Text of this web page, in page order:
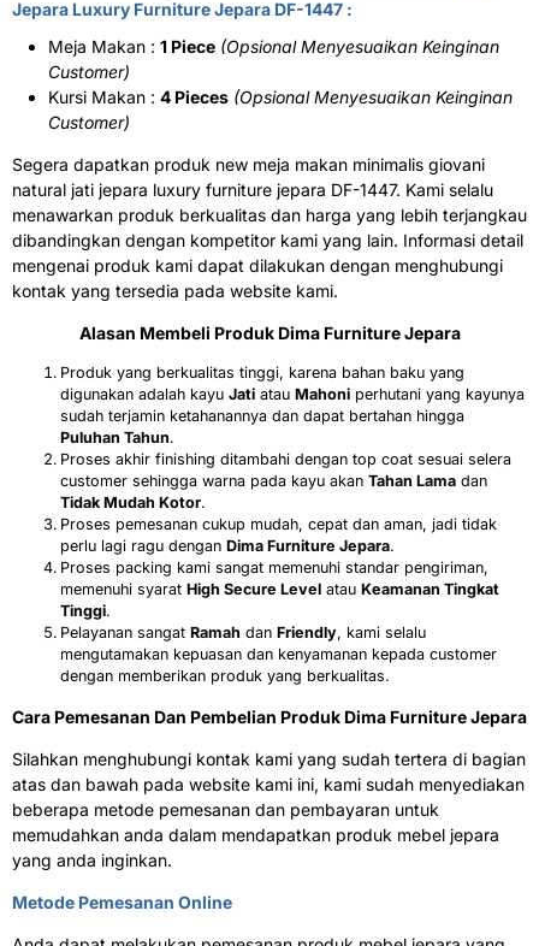
Jepara Luxury Furniture Jepara DF-1447 :
Meja Makan : 1 Piece (Opsional Menyesuaikan Keinginan
Customer)
Kursi Makan : 4 Pieces (Opsional Menyesuaikan Keinginan
Customer)
Segera dapatkan produk new meja makan minimalis giovani
natural jati jepara luxury furniture jepara DF-1447. Kami selalu
menawarkan produk berkualitas dan harga yang lebih terjangkau
dibandingkan dengan kompetitor kami yang lain. Informasi detail
mengenai produk kami dapat dilakukan dengan menghubungi
kontak yang tersedia pada website kami.
Alasan Membeli Produk Dima Furniture Jepara
Produk yang berkualitas tinggi, karena bahan baku yang
digunakan adalah kayu Jati atau Mahoni perhutani yang kayunya
sudah terjamin ketahanannya dan dapat bertahan hingga
Puluhan Tahun.
Proses akhir finishing ditambahi dengan top coat sesuai selera
customer sehingga warna pada kayu akan Tahan Lama dan
Tidak Mudah Kotor.
Proses pemesanan cukup mudah, cepat dan aman, jadi tidak
perlu lagi ragu dengan Dima Furniture Jepara.
Proses packing kami sangat memenuhi standar pengiriman,
memenuhi syarat High Secure Level atau Keamanan Tingkat
Tinggi.
Pelayanan sangat Ramah dan Friendly, kami selalu
mengutamakan kepuasan dan kenyamanan kepada customer
dengan memberikan produk yang berkualitas.
Cara Pemesanan Dan Pembelian Produk Dima Furniture Jepara
Silahkan menghubungi kontak kami yang sudah tertera di bagian
atas dan bawah pada website kami ini, kami sudah menyediakan
beberapa metode pemesanan dan pembayaran untuk
memudahkan anda dalam mendapatkan produk mebel jepara
yang anda inginkan.
Metode Pemesanan Online